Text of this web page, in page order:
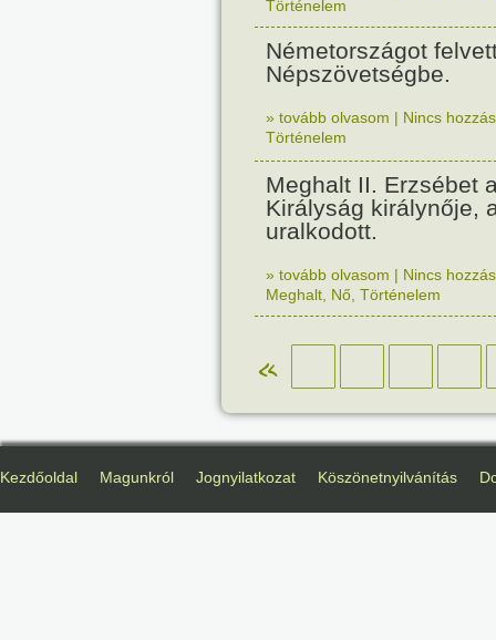
Történelem
Németországot
Népszövetségbe.
» tovább olvasom | Nincs
Történelem
Meghalt II. Erzsébet
Királyság királynője,
uralkodott.
» tovább olvasom | Nincs
Meghalt Nő Történelem
«
Kezdőoldal Magunkról Jognyilatkozat Köszönetnyilvánítás